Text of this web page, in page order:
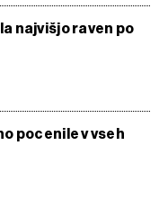
najvišjo raven po
pocenile v vseh